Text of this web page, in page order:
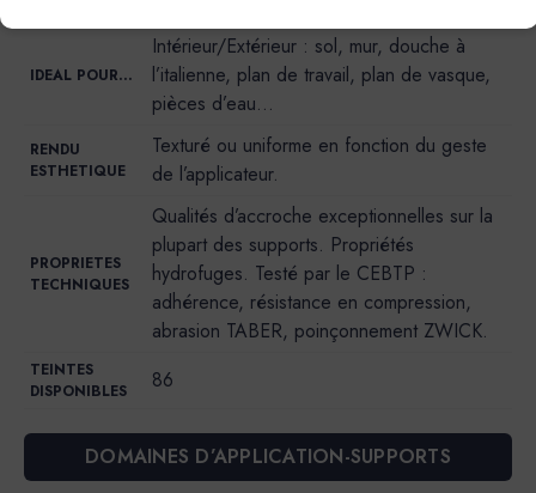
IDEAL POUR…
Intérieur/Extérieur : sol, mur, douche à
l’italienne, plan de travail, plan de vasque,
pièces d’eau…
RENDU
ESTHETIQUE
Texturé ou uniforme en fonction du geste
de l’applicateur.
PROPRIETES
TECHNIQUES
Qualités d’accroche exceptionnelles sur la
plupart des supports. Propriétés
hydrofuges. Testé par le CEBTP :
adhérence, résistance en compression,
abrasion TABER, poinçonnement ZWICK.
TEINTES
DISPONIBLES
86
DOMAINES D’APPLICATION-SUPPORTS